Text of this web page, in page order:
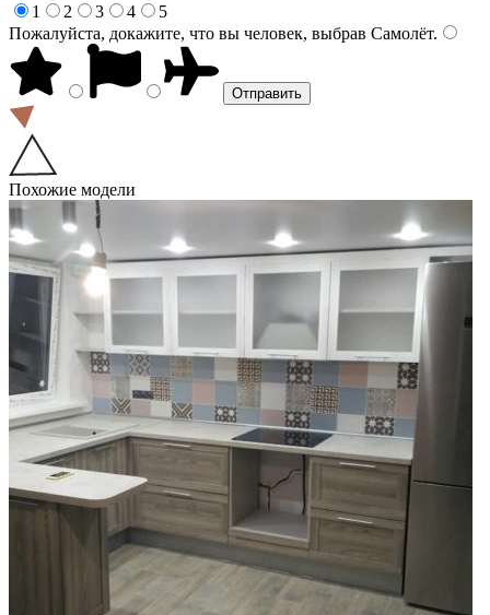
1
2 3 4
5
Пожалуйста, докажите, что вы человек, выбрав Самолёт.
Похожие модели